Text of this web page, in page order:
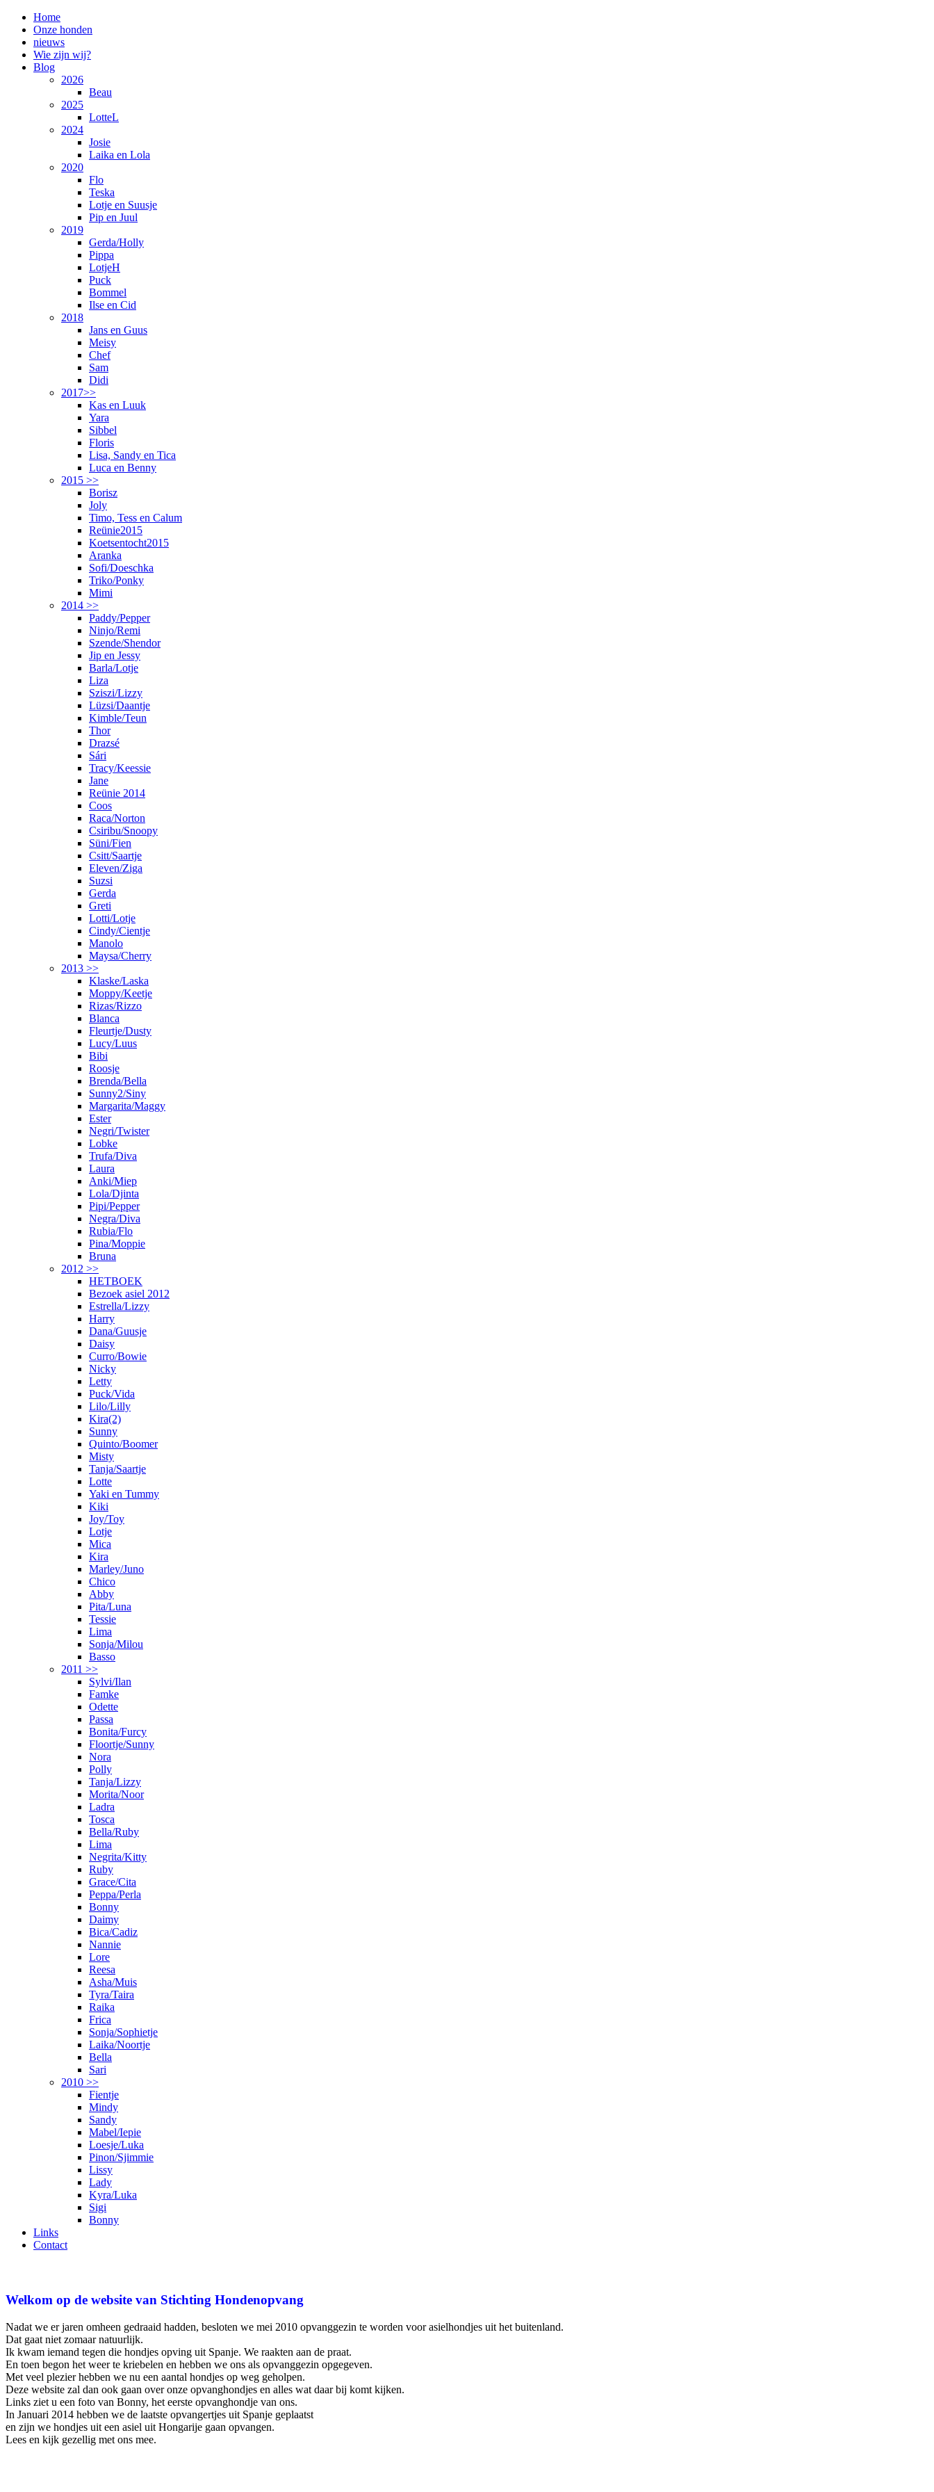
Home
Onze honden
nieuws
Wie zijn wij?
Blog
2026
Beau
2025
LotteL
2024
Josie
Laika en Lola
2020
Flo
Teska
Lotje en Suusje
Pip en Juul
2019
Gerda/Holly
Pippa
LotjeH
Puck
Bommel
Ilse en Cid
2018
Jans en Guus
Meisy
Chef
Sam
Didi
2017>>
Kas en Luuk
Yara
Sibbel
Floris
Lisa, Sandy en Tica
Luca en Benny
2015 >>
Borisz
Joly
Timo, Tess en Calum
Reünie2015
Koetsentocht2015
Aranka
Sofi/Doeschka
Triko/Ponky
Mimi
2014 >>
Paddy/Pepper
Ninjo/Remi
Szende/Shendor
Jip en Jessy
Barla/Lotje
Liza
Sziszi/Lizzy
Lüzsi/Daantje
Kimble/Teun
Thor
Drazsé
Sári
Tracy/Keessie
Jane
Reünie 2014
Coos
Raca/Norton
Csiribu/Snoopy
Süni/Fien
Csitt/Saartje
Eleven/Ziga
Suzsi
Gerda
Greti
Lotti/Lotje
Cindy/Cientje
Manolo
Maysa/Cherry
2013 >>
Klaske/Laska
Moppy/Keetje
Rizas/Rizzo
Blanca
Fleurtje/Dusty
Lucy/Luus
Bibi
Roosje
Brenda/Bella
Sunny2/Siny
Margarita/Maggy
Ester
Negri/Twister
Lobke
Trufa/Diva
Laura
Anki/Miep
Lola/Djinta
Pipi/Pepper
Negra/Diva
Rubia/Flo
Pina/Moppie
Bruna
2012 >>
HETBOEK
Bezoek asiel 2012
Estrella/Lizzy
Harry
Dana/Guusje
Daisy
Curro/Bowie
Nicky
Letty
Puck/Vida
Lilo/Lilly
Kira(2)
Sunny
Quinto/Boomer
Misty
Tanja/Saartje
Lotte
Yaki en Tummy
Kiki
Joy/Toy
Lotje
Mica
Kira
Marley/Juno
Chico
Abby
Pita/Luna
Tessie
Lima
Sonja/Milou
Basso
2011 >>
Sylvi/Ilan
Famke
Odette
Passa
Bonita/Furcy
Floortje/Sunny
Nora
Polly
Tanja/Lizzy
Morita/Noor
Ladra
Tosca
Bella/Ruby
Lima
Negrita/Kitty
Ruby
Grace/Cita
Peppa/Perla
Bonny
Daimy
Bica/Cadiz
Nannie
Lore
Reesa
Asha/Muis
Tyra/Taira
Raika
Frica
Sonja/Sophietje
Laika/Noortje
Bella
Sari
2010 >>
Fientje
Mindy
Sandy
Mabel/Iepie
Loesje/Luka
Pinon/Sjimmie
Lissy
Lady
Kyra/Luka
Sigi
Bonny
Links
Contact
Welkom op de website van Stichting Hondenopvang
Nadat we er jaren omheen gedraaid hadden, besloten we mei 2010 opvanggezin te worden voor asielhondjes uit het buitenland.
Dat gaat niet zomaar natuurlijk.
Ik kwam iemand tegen die hondjes opving uit Spanje. We raakten aan de praat.
En toen begon het weer te kriebelen en hebben we ons als opvanggezin opgegeven.
Met veel plezier hebben we nu een aantal hondjes op weg geholpen.
Deze website zal dan ook gaan over onze opvanghondjes en alles wat daar bij komt kijken.
Links ziet u een foto van Bonny, het eerste opvanghondje van ons.
In Januari 2014 hebben we de laatste opvangertjes uit Spanje geplaatst
en zijn we hondjes uit een asiel uit Hongarije gaan opvangen.
Lees en kijk gezellig met ons mee.